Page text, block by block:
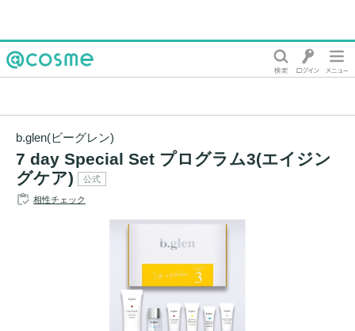
b.glen(ビーグレン)
7 day Special Set プログラム3(エイジン
グケア)
公式
相性チェック